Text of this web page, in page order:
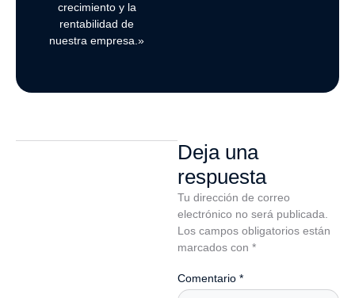
crecimiento y la
rentabilidad de
nuestra empresa.»
Deja una
respuesta
Tu dirección de correo
electrónico no será publicada.
Los campos obligatorios están
marcados con *
Comentario *